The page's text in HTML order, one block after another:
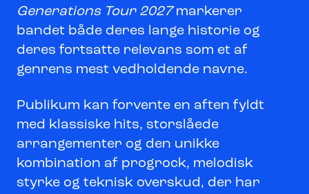
Generations Tour 2027markerer
bandet både deres lange historie og
deres fortsatte relevans som et af
genrens mest vedholdende navne.
Publikum kan forvente en aften fyldt
med klassiske hits, storslåede
arrangementer og den unikke
kombination af progrock, melodisk
styrke og teknisk overskud, der har